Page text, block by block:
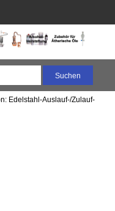
Edelstahl-Auslauf-/Zulauf-